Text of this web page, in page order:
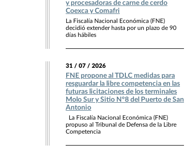
y procesadoras de carne de cerdo
Coexca y Comafri
La Fiscalía Nacional Económica (FNE)
decidió extender hasta por un plazo de 90
días hábiles
31 / 07 / 2026
FNE propone al TDLC medidas para
resguardar la libre competencia en las
futuras licitaciones de los terminales
Molo Sur y Sitio N°8 del Puerto de San
Antonio
La Fiscalía Nacional Económica (FNE)
propuso al Tribunal de Defensa de la Libre
Competencia